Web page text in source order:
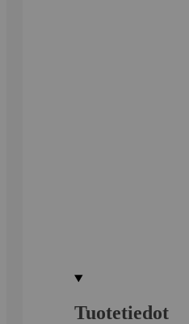
Tuotetiedot